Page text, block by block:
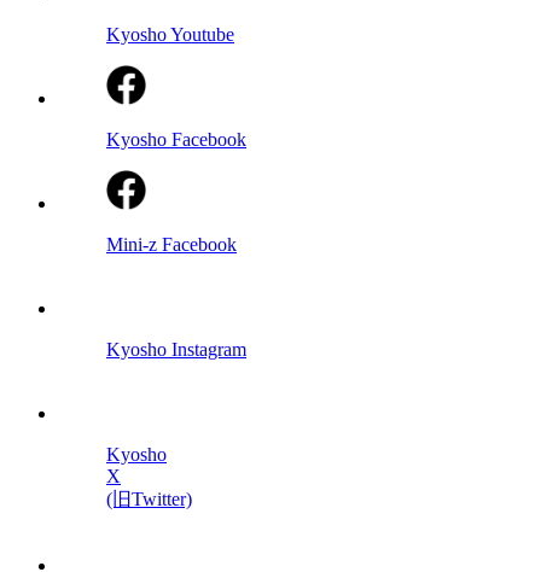
Kyosho Youtube
Kyosho Facebook
Mini-z Facebook
Kyosho Instagram
Kyosho
X
(旧Twitter)